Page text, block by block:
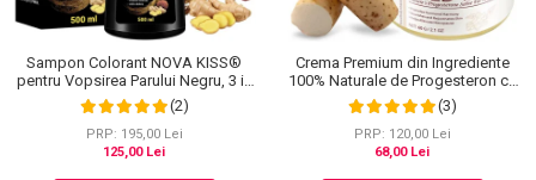
Sampon Colorant NOVA KISS®
pentru Vopsirea Parului Negru, 3 in
1, Acoperire Fire Albe, 500 ml
(2)
PRP: 195,00 Lei
125,00 Lei
Crema Premium din Ingrediente
100% Naturale de Progesteron ce
amelioreaza Menstruatia sau
Menopauza, Elaimei 60 g
(3)
PRP: 120,00 Lei
68,00 Lei